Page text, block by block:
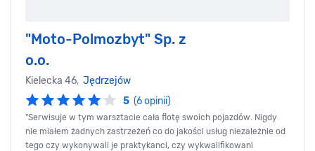
"Moto-Polmozbyt" Sp. z
o.o.
Kielecka 46, Jędrzejów
5 (6 opinii)
"Serwisuje w tym warsztacie cała flotę swoich pojazdów. Nigdy
nie miałem żadnych zastrzeżeń co do jakości usług niezależnie od
tego czy wykonywali je praktykanci, czy wykwalifikowani